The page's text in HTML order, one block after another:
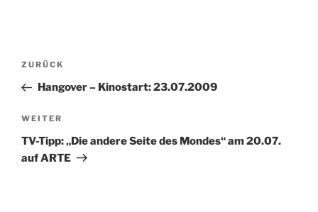
Beitragsnavigation
Vorheriger
Beitrag
ZURÜCK
Hangover – Kinostart: 23.07.2009
Nächster
Beitrag
WEITER
TV-Tipp: „Die andere Seite des Mondes“ am 20.07.
auf ARTE